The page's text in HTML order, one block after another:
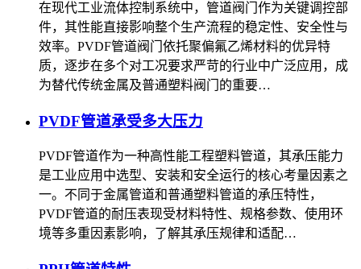
在现代工业流体控制系统中，管道阀门作为关键调控部
件，其性能直接影响整个生产流程的稳定性、安全性与
效率。PVDF管道阀门依托聚偏氟乙烯材料的优异特
质，逐步在多个对工况要求严苛的行业中广泛应用，成
为替代传统金属及普通塑料阀门的重要…
PVDF管道承受多大压力
PVDF管道作为一种高性能工程塑料管道，其承压能力
是工业应用中选型、安装和安全运行的核心考量因素之
一。不同于金属管道和普通塑料管道的承压特性，
PVDF管道的耐压表现受材料特性、规格参数、使用环
境等多重因素影响，了解其承压规律和适配…